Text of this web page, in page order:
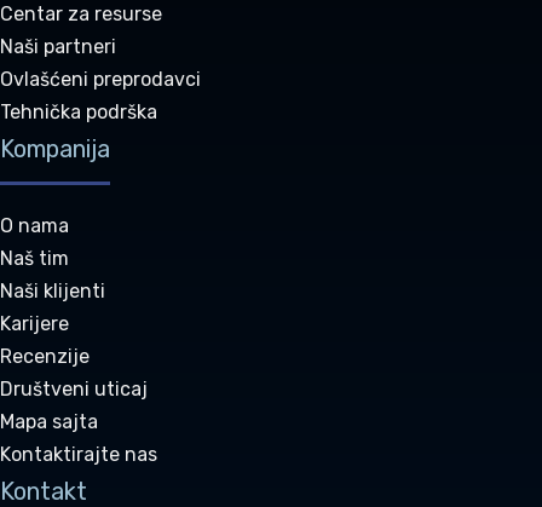
Centar za resurse
Naši partneri
Ovlašćeni preprodavci
Tehnička podrška
Kompanija
O nama
Naš tim
Naši klijenti
Karijere
Recenzije
Društveni uticaj
Mapa sajta
Kontaktirajte nas
Kontakt